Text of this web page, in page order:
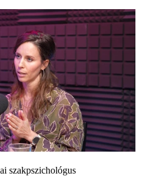
szakpszichológus